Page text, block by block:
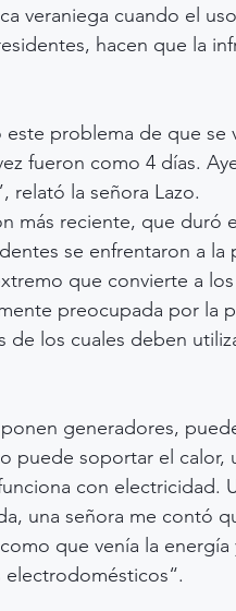
veraniega cuando el
hacen que la
problema de que se
fueron como 4 días.
relató la señora Lazo.
más reciente, que duró
se enfrentaron a
que convierte a
preocupada por la
los cuales deben
generadores,
puede soportar el calor,
con electricidad.
una señora me contó
que venía la energía
electrodomésticos“.